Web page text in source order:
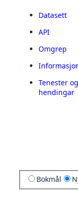
Datasett
API
Omgrep
Tenester og
hendingar
Bokmål